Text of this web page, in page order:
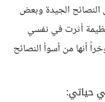
الجيدة وبعض
أثرت في نفسي
أنها من أسوأ النصائح
حياتي: